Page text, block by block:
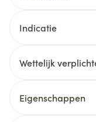
Indicatie
Wettelijk
Eigenschappen